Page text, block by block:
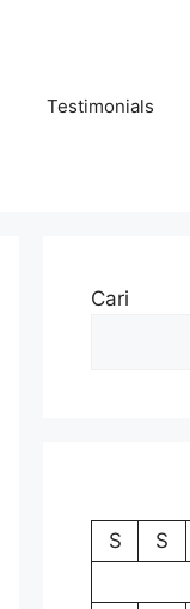
Testimonials
Cari
S
S